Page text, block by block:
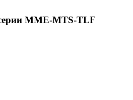
MME-MTS-TLF